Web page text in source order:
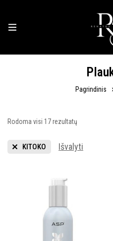
Pagrindinis
Rodoma visi 17 rezultatų
KITOKO Išvalyti